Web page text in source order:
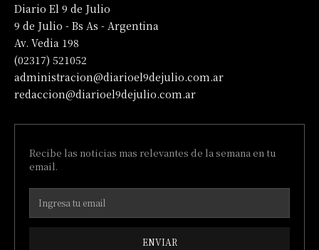
Diario El 9 de Julio
9 de Julio - Bs As - Argentina
Av. Vedia 198
(02317) 521052
administracion@diarioel9dejulio.com.ar
redaccion@diarioel9dejulio.com.ar
Recibe las noticias mas relevantes de la semana en tu
email.
ENVIAR